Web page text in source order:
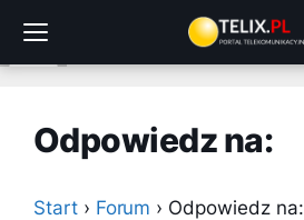
treści
Odpowiedz na:
Start › Forum › Odpowiedz na: